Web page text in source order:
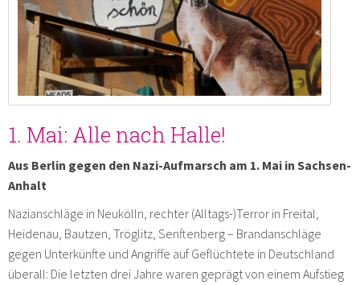
1. Mai: Alle nach Halle!
Aus Berlin gegen den Nazi-Aufmarsch am 1. Mai in Sachsen-
Anhalt
Nazianschläge in Neukölln, rechter (Alltags-)Terror in Freital,
Heidenau, Bautzen, Tröglitz, Senftenberg – Brandanschläge
gegen Unterkünfte und Angriffe auf Geflüchtete in Deutschland
überall: Die letzten drei Jahre waren geprägt von einem Aufstieg